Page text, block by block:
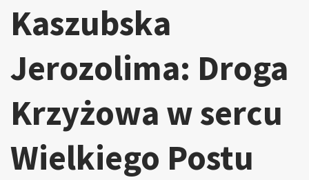
Kaszubska
Jerozolima: Droga
Krzyżowa w sercu
Wielkiego Postu